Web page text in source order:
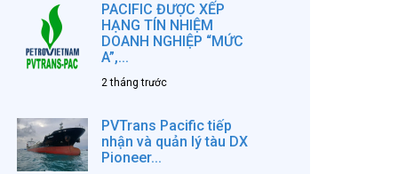
PACIFIC ĐƯỢC XẾP
HẠNG TÍN NHIỆM
DOANH NGHIỆP “MỨC
A”,...
2 tháng trước
PVTrans Pacific tiếp
nhận và quản lý tàu DX
Pioneer...